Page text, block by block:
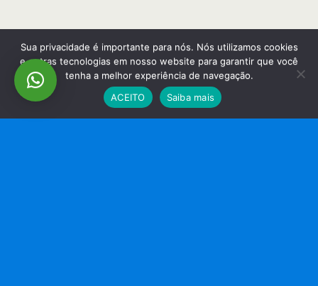
Sua privacidade é importante para nós. Nós utilizamos cookies
e outras tecnologias em nosso website para garantir que você
tenha a melhor experiência de navegação.
ACEITO
Saiba mais